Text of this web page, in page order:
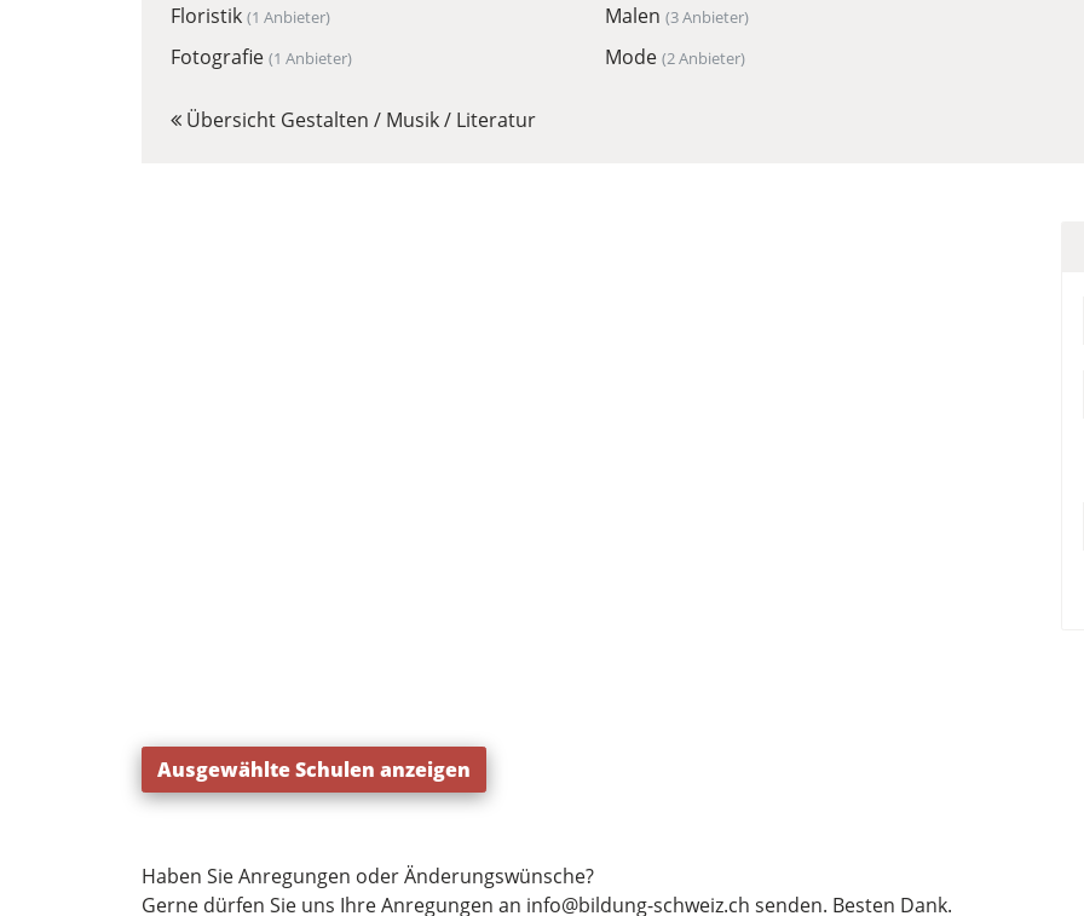
Floristik (1 Anbieter)
Fotografie (1 Anbieter)
Malen(3 Anbieter)
Mode(2 Anbieter)
Übersicht Gestalten / Musik / Literatur
Ausgewählte Schulen anzeigen
Haben Sie Anregungen oder Änderungswünsche?
Gerne dürfen Sie uns Ihre Anregungen an info@bildung-schweiz.ch senden. Besten Dank.